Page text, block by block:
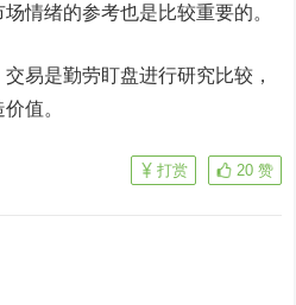
情绪的参考也是比较重要的。
是勤劳盯盘进行研究比较，
值。
20 赞
打赏